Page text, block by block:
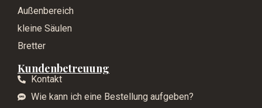
Außenbereich
kleine Säulen
Bretter
Kundenbetreuung
Kontakt
Wie kann ich eine Bestellung aufgeben?